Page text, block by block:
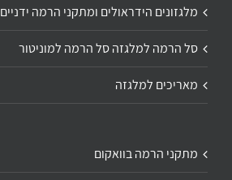
מלגזונים הידראולים ומתקני הרמה ידניים
סל הרמה למלגזה סל הרמה למוניטור
מאריכים למלגזה
מתקני הרמה בוואקום